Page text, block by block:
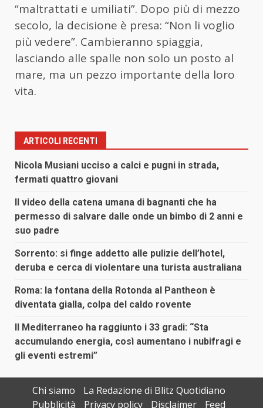
“maltrattati e umiliati”. Dopo più di mezzo
secolo, la decisione è presa: “Non li voglio
più vedere”. Cambieranno spiaggia,
lasciando alle spalle non solo un posto al
mare, ma un pezzo importante della loro
vita.
ARTICOLI RECENTI
Nicola Musiani ucciso a calci e pugni in strada,
fermati quattro giovani
Il video della catena umana di bagnanti che ha
permesso di salvare dalle onde un bimbo di 2 anni e
suo padre
Sorrento: si finge addetto alle pulizie dell’hotel,
deruba e cerca di violentare una turista australiana
Roma: la fontana della Rotonda al Pantheon è
diventata gialla, colpa del caldo rovente
Il Mediterraneo ha raggiunto i 33 gradi: “Sta
accumulando energia, così aumentano i nubifragi e
gli eventi estremi”
Chi siamo
La Redazione di Blitz Quotidiano
Pubblicità
Privacy policy Disclaimer Feed